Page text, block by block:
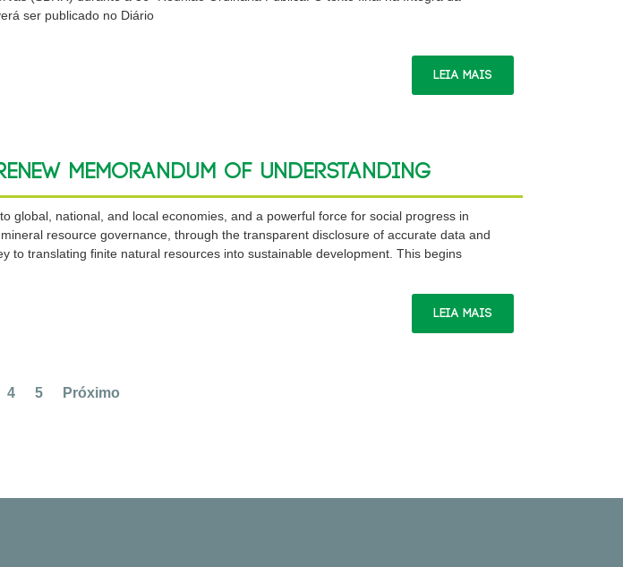
ser publicado no Diário
Leia Mais
renew Memorandum of Understanding
global, national, and local economies, and a powerful force for social progress in
resource governance, through the transparent disclosure of accurate data and
to translating finite natural resources into sustainable development. This begins
Leia Mais
4 5 Próximo